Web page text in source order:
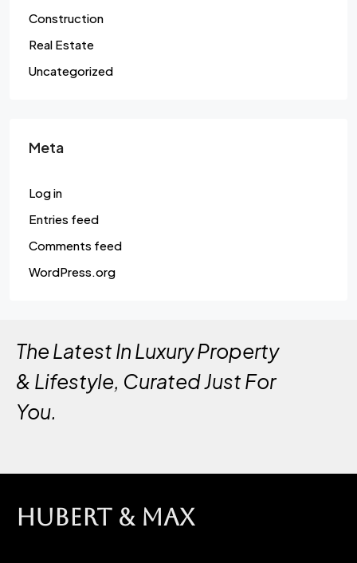
Construction
Real Estate
Uncategorized
Meta
Log in
Entries feed
Comments feed
WordPress.org
The Latest In Luxury Property
& Lifestyle, Curated Just For
You.
HUBERT & MAX